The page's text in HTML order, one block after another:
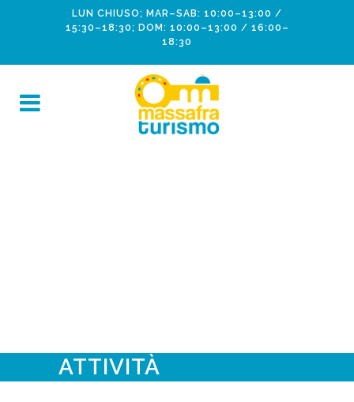
LUN CHIUSO; MAR–SAB: 10:00–13:00 /
15:30–18:30; DOM: 10:00–13:00 / 16:00–
18:30
ATTIVITÀ